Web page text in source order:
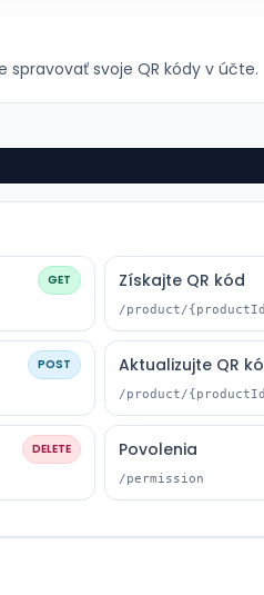
spravovať svoje QR kódy v účte.
GET Získajte QR kód
/product/
POST Aktualizujte QR
/product/
DELETE Povolenia
/permission